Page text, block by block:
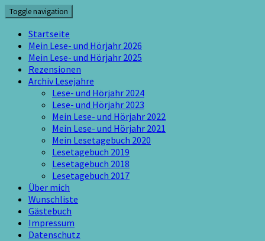
Skip
to
content
Toggle navigation
Startseite
Mein Lese- und Hörjahr 2026
Mein Lese- und Hörjahr 2025
Rezensionen
Archiv Lesejahre
Lese- und Hörjahr 2024
Lese- und Hörjahr 2023
Mein Lese- und Hörjahr 2022
Mein Lese- und Hörjahr 2021
Mein Lesetagebuch 2020
Lesetagebuch 2019
Lesetagebuch 2018
Lesetagebuch 2017
Über mich
Wunschliste
Gästebuch
Impressum
Datenschutz